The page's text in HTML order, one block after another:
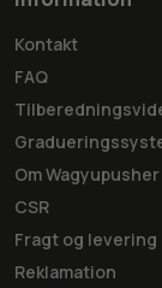
Kontakt
FAQ
Om Wagyupusher
CSR
Fragt og levering
Reklamation